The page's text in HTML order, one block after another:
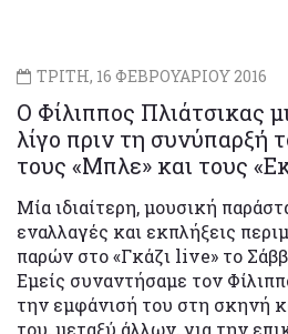
ΤΡΙΤΗ, 16 ΦΕΒΡΟΥΑΡΙΟΥ 2016
Ο Φίλιππος Πλιάτσικας
λίγο πριν τη συνύπαρξή
τους «Μπλε» και τους
Μία ιδιαίτερη, μουσική
εναλλαγές και εκπλήξεις
παρών στο «Γκάζι live» το
Εμείς συναντήσαμε τον
την εμφάνισή του στη σκηνή
του, μεταξύ άλλων, για την